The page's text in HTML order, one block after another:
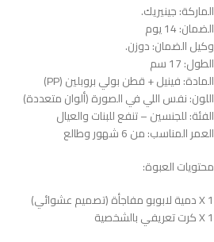
الماركة: جينيريك.
الضمان: 14 يوم
وكيل الضمان: دوزن.
الطول: 17 سم
المادة: فينيل + قطن بولي بروبلين (PP)
اللون: نفس اللي في الصورة (ألوان متعددة)
الفئة: للجنسين – تنفع للبنات والعيال
العمر المناسب: من 6 شهور وطالع
محتويات العبوة:
1 X دمية لابوبو مفاجأة (تصميم عشوائي)
1 X كرت تعريفي بالشخصية